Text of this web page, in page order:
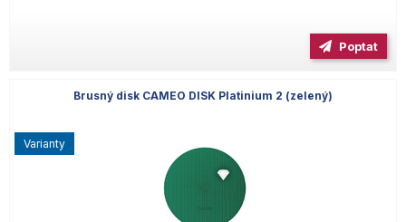
Poptat
Brusný disk CAMEO DISK Platinium 2 (zelený)
varianty